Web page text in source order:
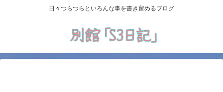
日々つらつらといろんな事を書き留めるブログ